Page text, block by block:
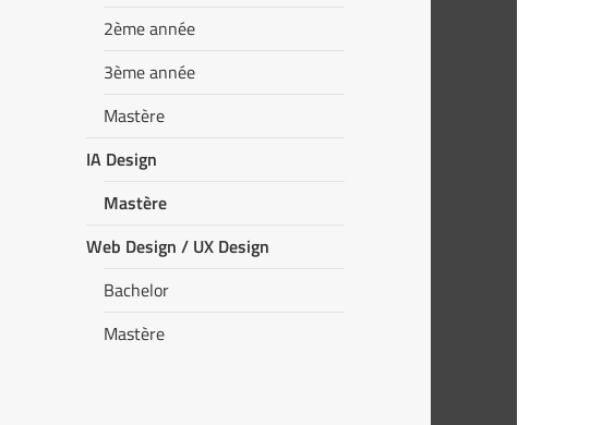
2ème année
3ème année
Mastère
IA Design
Mastère
Web Design / UX Design
Bachelor
Mastère